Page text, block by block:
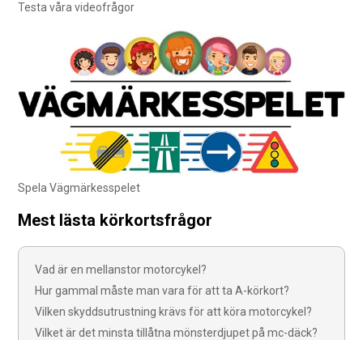
Testa våra videofrågor
Spela Vägmärkesspelet
Mest lästa körkortsfrågor
Vad är en mellanstor motorcykel?
Hur gammal måste man vara för att ta A-körkort?
Vilken skyddsutrustning krävs för att köra motorcykel?
Vilket är det minsta tillåtna mönsterdjupet på mc-däck?